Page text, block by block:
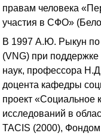
правам человека
участия в СФО»
В 1997 А.Ю. Рыкун по
(VNG) при поддержке
наук, профессора
доцента кафедры
проект «Социальное
исследований в
TACIS (2000),